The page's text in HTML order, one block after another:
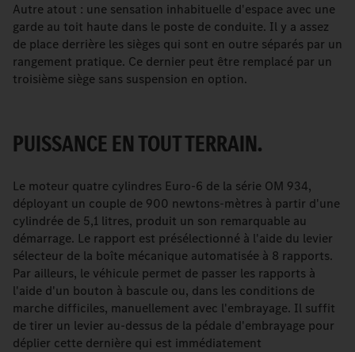
Autre atout : une sensation inhabituelle d'espace avec une
garde au toit haute dans le poste de conduite. Il y a assez
de place derrière les sièges qui sont en outre séparés par un
rangement pratique. Ce dernier peut être remplacé par un
troisième siège sans suspension en option.
PUISSANCE EN TOUT TERRAIN.
Le moteur quatre cylindres Euro-6 de la série OM 934,
déployant un couple de 900 newtons-mètres à partir d'une
cylindrée de 5,1 litres, produit un son remarquable au
démarrage. Le rapport est présélectionné à l'aide du levier
sélecteur de la boîte mécanique automatisée à 8 rapports.
Par ailleurs, le véhicule permet de passer les rapports à
l'aide d'un bouton à bascule ou, dans les conditions de
marche difficiles, manuellement avec l'embrayage. Il suffit
de tirer un levier au-dessus de la pédale d'embrayage pour
déplier cette dernière qui est immédiatement